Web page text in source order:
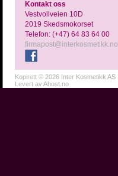
Kontakt oss
Vestvollveien 10D
2019 Skedsmokorset
Telefon: (+47) 64 83 64 00
firmapost@interkosmetikk.no
Kopirett © 2026 Inter Kosmetikk AS
Levert avAhost.no